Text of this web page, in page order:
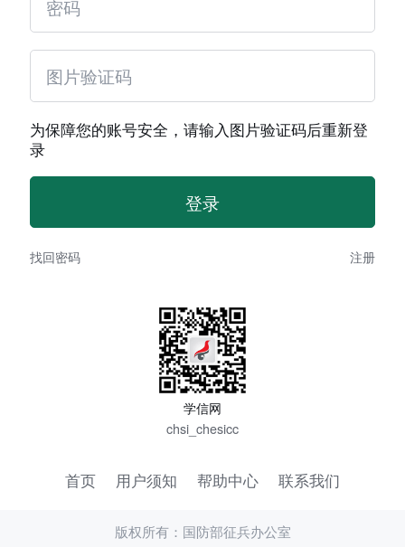
为保障您的账号安全，请输入图片验证码后重新登
录
找回密码 注册
学信网
chsi_chesicc
首页 用户须知 帮助中心 联系我们
版权所有：国防部征兵办公室